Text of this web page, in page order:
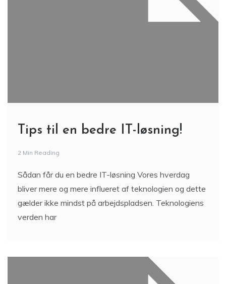
Tips til en bedre IT-løsning!
2 Min Reading
Sådan får du en bedre IT-løsning Vores hverdag
bliver mere og mere influeret af teknologien og dette
gælder ikke mindst på arbejdspladsen. Teknologiens
verden har